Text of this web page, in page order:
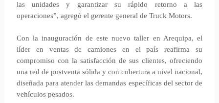
las unidades y garantizar su rápido retorno a las
operaciones”, agregó el gerente general de Truck Motors.
Con la inauguración de este nuevo taller en Arequipa, el
líder en ventas de camiones en el país reafirma su
compromiso con la satisfacción de sus clientes, ofreciendo
una red de postventa sólida y con cobertura a nivel nacional,
diseñada para atender las demandas específicas del sector de
vehículos pesados.